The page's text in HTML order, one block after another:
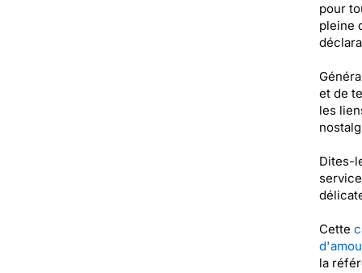
pour
pleine
et de
les
Dites-
Cette
la